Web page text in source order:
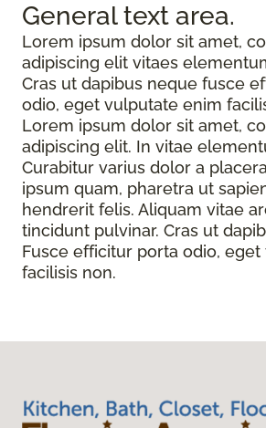
General text area.
Lorem ipsum dolor sit amet,
adipiscing elit vitaes
Cras ut dapibus neque fusce
odio, eget vulputate enim
Lorem ipsum dolor sit amet,
adipiscing elit. In vitae
Curabitur varius dolor a
ipsum quam, pharetra ut
hendrerit felis. Aliquam vitae
tincidunt pulvinar. Cras ut
Fusce efficitur porta odio,
facilisis non.